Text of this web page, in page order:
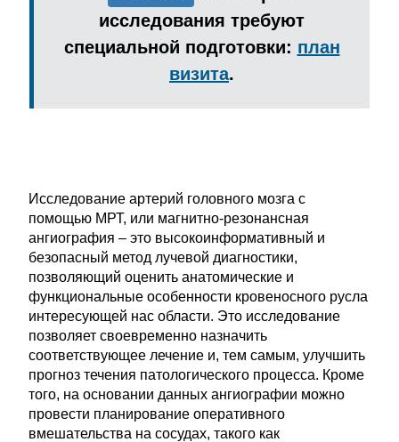
исследования требуют
специальной подготовки: план
визита.
Исследование артерий головного мозга с
помощью МРТ, или магнитно-резонансная
ангиография – это высокоинформативный и
безопасный метод лучевой диагностики,
позволяющий оценить анатомические и
функциональные особенности кровеносного русла
интересующей нас области. Это исследование
позволяет своевременно назначить
соответствующее лечение и, тем самым, улучшить
прогноз течения патологического процесса. Кроме
того, на основании данных ангиографии можно
провести планирование оперативного
вмешательства на сосудах, такого как